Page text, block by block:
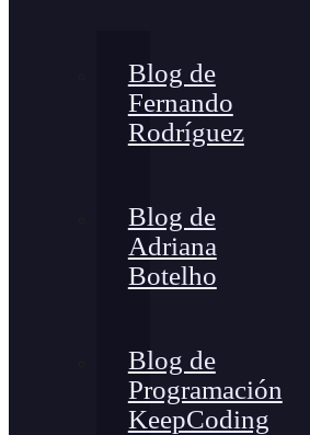
Blog de
Fernando
Rodríguez
Blog de
Adriana
Botelho
Blog de
Programación
KeepCoding